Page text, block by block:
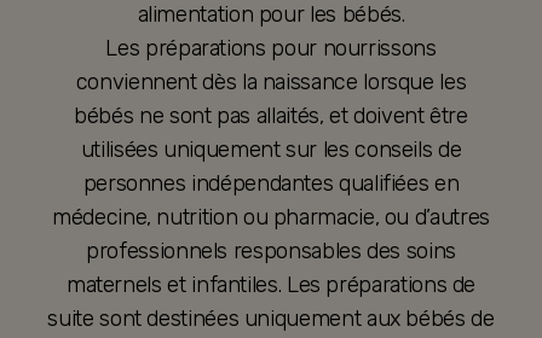
alimentation pour les bébés.
Les préparations pour nourrissons
conviennent dès la naissance lorsque les
bébés ne sont pas allaités, et doivent être
utilisées uniquement sur les conseils de
personnes indépendantes qualifiées en
médecine, nutrition ou pharmacie, ou d’autres
professionnels responsables des soins
maternels et infantiles. Les préparations de
suite sont destinées uniquement aux bébés de